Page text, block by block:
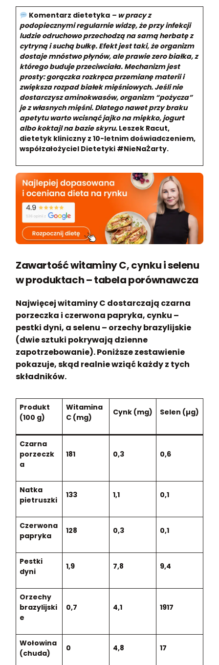
Komentarz dietetyka– w pracy z
podopiecznymi regularnie widzę, że przy infekcji
ludzie odruchowo przechodzą na samą herbatę z
cytryną i suchą bułkę. Efekt jest taki, że organizm
dostaje mnóstwo płynów, ale prawie zero białka, z
którego buduje przeciwciała. Mechanizm jest
prosty: gorączka rozkręca przemianę materii i
zwiększa rozpad białek mięśniowych. Jeśli nie
dostarczysz aminokwasów, organizm “pożycza”
je z własnych mięśni. Dlatego nawet przy braku
apetytu warto wcisnąć jajko na miękko, jogurt
albo koktajl na bazie skyru. Leszek Racut,
dietetyk kliniczny z 10-letnim doświadczeniem,
współzałożyciel Dietetyki #NieNaŻarty.
Zawartość witaminy C, cynku i selenu
w produktach – tabela porównawcza
Najwięcej witaminy C dostarczają czarna
porzeczka i czerwona papryka, cynku –
pestki dyni, a selenu – orzechy brazylijskie
(dwie sztuki pokrywają dzienne
zapotrzebowanie). Poniższe zestawienie
pokazuje, skąd realnie wziąć każdy z tych
składników.
Produkt
(100 g)
Witamina
C (mg)
Cynk (mg) Selen (µg)
Czarna
porzeczk
a
181 0,3 0,6
Natka
pietruszki
133 1,1 0,1
Czerwona
papryka
128 0,3 0,1
Pestki
dyni
1,9 7,8 9,4
Orzechy
brazylijski
e
0,7 4,1 1917
Wołowina
(chuda)
0 4,8 17